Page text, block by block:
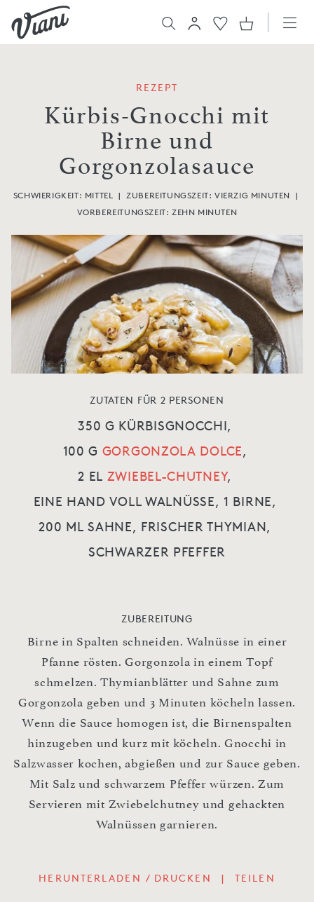
REZEPT
Kürbis-Gnocchi mit
Birne und
Gorgonzolasauce
SCHWIERIGKEIT: MITTEL | ZUBEREITUNGSZEIT: VIERZIG MINUTEN |
VORBEREITUNGSZEIT:ZEHN MINUTEN
ZUTATEN FÜR 2 PERSONEN
350 G KÜRBISGNOCCHI,
100 G GORGONZOLA DOLCE,
2 EL ZWIEBEL-CHUTNEY,
EINE HAND VOLL WALNÜSSE, 1 BIRNE,
200 ML SAHNE, FRISCHER THYMIAN,
SCHWARZER PFEFFER
ZUBEREITUNG
Birne in Spalten schneiden. Walnüsse in einer
Pfanne rösten. Gorgonzola in einem Topf
schmelzen. Thymianblätter und Sahne zum
Gorgonzola geben und 3 Minuten köcheln lassen.
Wenn die Sauce homogen ist, die Birnenspalten
hinzugeben und kurz mit köcheln. Gnocchi in
Salzwasser kochen, abgießen und zur Sauce geben.
Mit Salz und schwarzem Pfeffer würzen. Zum
Servieren mit Zwiebelchutney und gehackten
Walnüssen garnieren.
HERUNTERLADEN / DRUCKEN | TEILEN